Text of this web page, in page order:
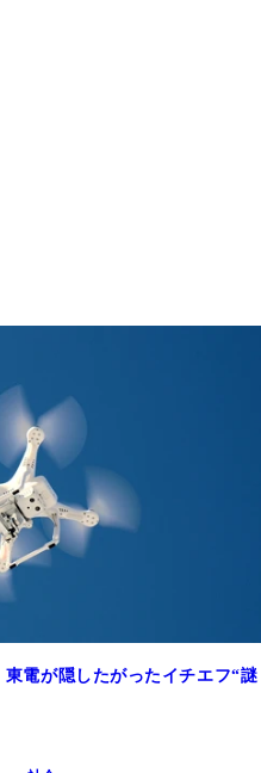
東電が隠したがったイチエフ“謎